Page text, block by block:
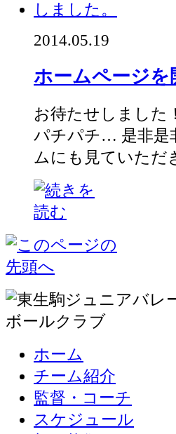
2014.05.19
ホームページを
お待たせしました
パチパチ… 是非是
ムにも見ていただ
ホーム
チーム紹介
監督・コーチ
スケジュール